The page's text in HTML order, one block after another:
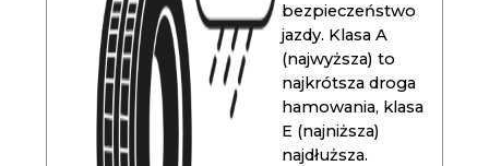
bezpieczeństwo
jazdy. Klasa A
(najwyższa) to
najkrótsza droga
hamowania, klasa
E (najniższa)
najdłuższa.